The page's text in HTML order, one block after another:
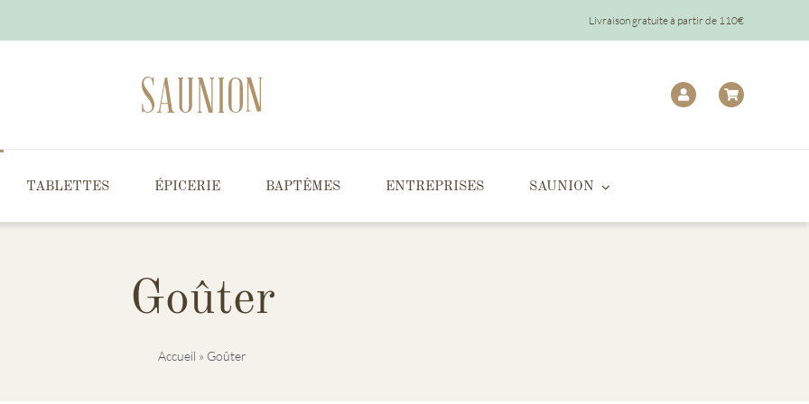
Livraison gratuite à partir de 110€
TABLETTES ÉPICERIE BAPTÊMES ENTREPRISES SAUNION
Goûter
Accueil » Goûter